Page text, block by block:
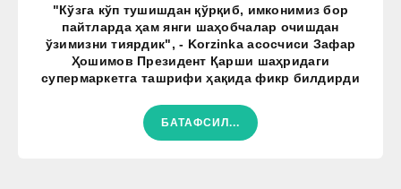
"Кўзга кўп тушишдан қўрқиб, имконимиз бор
пайтларда ҳам янги шаҳобчалар очишдан
ўзимизни тиярдик", - Korzinka асосчиси Зафар
Ҳошимов Президент Қарши шаҳридаги
супермаркетга ташрифи ҳақида фикр билдирди
БАТАФСИЛ...